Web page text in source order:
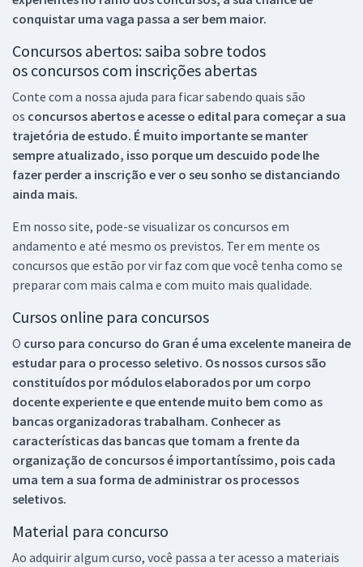
conquistar uma vaga passa a ser bem maior.
Concursos abertos: saiba sobre todos
os concursos com inscrições abertas
Conte com a nossa ajuda para ficar sabendo quais são
os concursos abertos e acesse o edital para começar a sua
trajetória de estudo. É muito importante se manter
sempre atualizado, isso porque um descuido pode lhe
fazer perder a inscrição e ver o seu sonho se distanciando
ainda mais.
Em nosso site, pode-se visualizar os concursos em
andamento e até mesmo os previstos. Ter em mente os
concursos que estão por vir faz com que você tenha como se
preparar com mais calma e com muito mais qualidade.
Cursos online para concursos
O curso para concurso do Gran é uma excelente maneira de
estudar para o processo seletivo. Os nossos cursos são
constituídos por módulos elaborados por um corpo
docente experiente e que entende muito bem como as
bancas organizadoras trabalham. Conhecer as
características das bancas que tomam a frente da
organização de concursos é importantíssimo, pois cada
uma tem a sua forma de administrar os processos
seletivos.
Material para concurso
Ao adquirir algum curso, você passa a ter acesso a materiais